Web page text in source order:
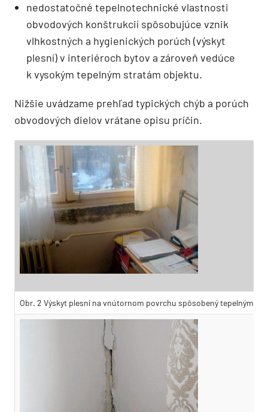
nedostatočné tepelnotechnické vlastnosti
obvodových konštrukcií spôsobujúce vznik
vlhkostných a hygienických porúch (výskyt
plesní) v interiéroch bytov a zároveň vedúce
k vysokým tepelným stratám objektu.
Nižšie uvádzame prehľad typických chýb a porúch
obvodových dielov vrátane opisu príčin.
Obr. 2 Výskyt plesní na vnútornom povrchu spôsobený tepelným